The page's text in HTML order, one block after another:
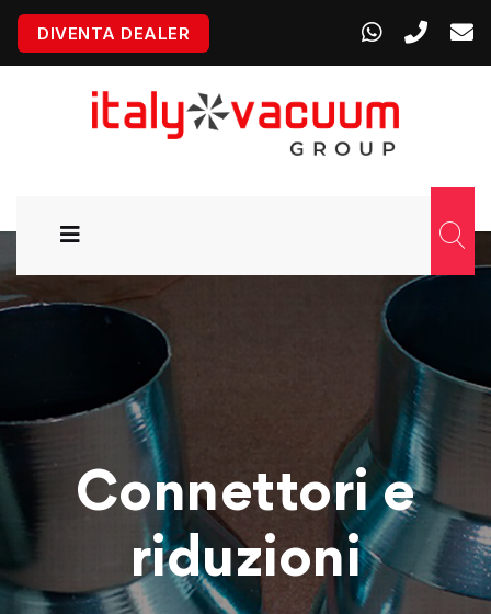
DIVENTA DEALER
Connettori e
riduzioni